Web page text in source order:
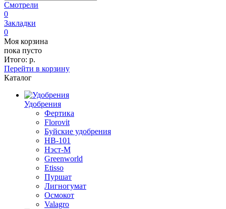
Смотрели
0
Закладки
0
Моя корзина
пока пусто
Итого: р.
Перейти в корзину
Каталог
Удобрения
Фертика
Florovit
Буйские удобрения
HB-101
Нэст-М
Greenworld
Etisso
Пуршат
Лигногумат
Осмокот
Valagro